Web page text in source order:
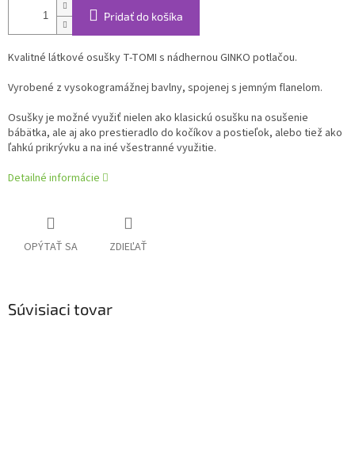
Pridať do košíka
Kvalitné látkové osušky T-TOMI s nádhernou GINKO potlačou.
Vyrobené z vysokogramážnej bavlny, spojenej s jemným flanelom.
Osušky je možné využiť nielen ako klasickú osušku na osušenie
bábätka, ale aj ako prestieradlo do kočíkov a postieľok, alebo tiež ako
ľahkú prikrývku a na iné všestranné využitie.
Detailné informácie
OPÝTAŤ SA ZDIEĽAŤ
Súvisiaci tovar